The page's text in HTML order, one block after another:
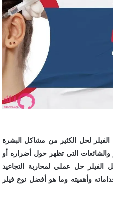
لحل الكثير من مشاكل البشرة
والشائعات التي تظهر حول أضراره أو
الفيلر حل عملي لمحاربة التجاعيد
وأهميته وما هو أفضل نوع فيلر